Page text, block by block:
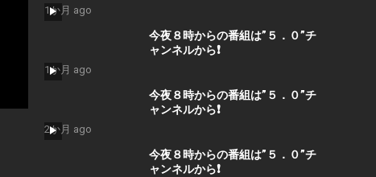
1か月 ago
今夜８時からの番組は”５．０”チ
ャンネルから❗️
1か月 ago
今夜８時からの番組は”５．０”チ
ャンネルから❗️
2か月 ago
今夜８時からの番組は”５．０”チ
ャンネルから❗️